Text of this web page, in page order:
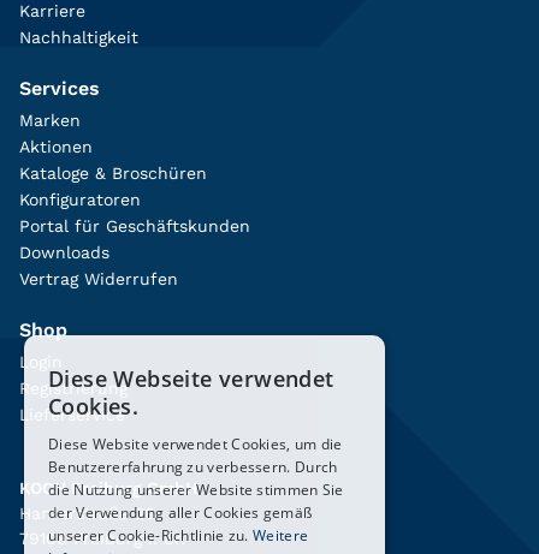
Karriere
Nachhaltigkeit
Services
Marken
Aktionen
Kataloge & Broschüren
Konfiguratoren
Portal für Geschäftskunden
Downloads
Vertrag Widerrufen
Shop
Login
Registrierung
Lieferservice
KOCH Freiburg GmbH
Hanferstraße 26
79108 Freiburg i. Br.
Diese Webseite verwendet
Cookies.
Diese Website verwendet Cookies, um die
Benutzererfahrung zu verbessern. Durch
die Nutzung unserer Website stimmen Sie
der Verwendung aller Cookies gemäß
unserer Cookie-Richtlinie zu.Weitere